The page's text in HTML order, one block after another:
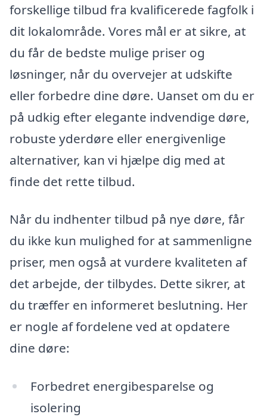
forskellige tilbud fra kvalificerede fagfolk i
dit lokalområde. Vores mål er at sikre, at
du får de bedste mulige priser og
løsninger, når du overvejer at udskifte
eller forbedre dine døre. Uanset om du er
på udkig efter elegante indvendige døre,
robuste yderdøre eller energivenlige
alternativer, kan vi hjælpe dig med at
finde det rette tilbud.
Når du indhenter tilbud på nye døre, får
du ikke kun mulighed for at sammenligne
priser, men også at vurdere kvaliteten af
det arbejde, der tilbydes. Dette sikrer, at
du træffer en informeret beslutning. Her
er nogle af fordelene ved at opdatere
dine døre:
Forbedret energibesparelse og
isolering